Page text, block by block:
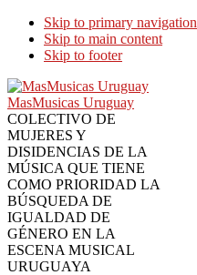
Skip to primary navigation
Skip to main content
Skip to footer
MasMusicas Uruguay
COLECTIVO DE
MUJERES Y
DISIDENCIAS DE LA
MÚSICA QUE TIENE
COMO PRIORIDAD LA
BÚSQUEDA DE
IGUALDAD DE
GÉNERO EN LA
ESCENA MUSICAL
URUGUAYA